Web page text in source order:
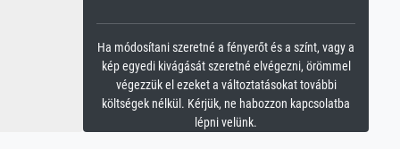
Ha módosítani szeretné a fényerőt és a színt, vagy a
kép egyedi kivágását szeretné elvégezni, örömmel
végezzük el ezeket a változtatásokat további
költségek nélkül. Kérjük, ne habozzon kapcsolatba
lépni velünk.